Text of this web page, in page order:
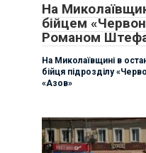
На
бійцем
Романом
На Миколаївщині в
бійця підрозділу
«Азов»